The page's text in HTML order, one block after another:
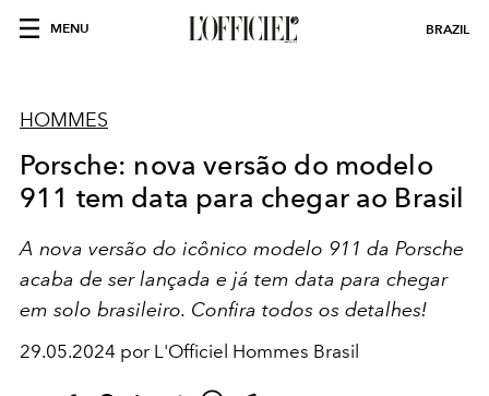
MENU BRAZIL
HOMMES
Porsche: nova versão do modelo
911 tem data para chegar ao Brasil
A nova versão do icônico modelo 911 da Porsche
acaba de ser lançada e já tem data para chegar
em solo brasileiro. Confira todos os detalhes!
29.05.2024 por L'Officiel Hommes Brasil